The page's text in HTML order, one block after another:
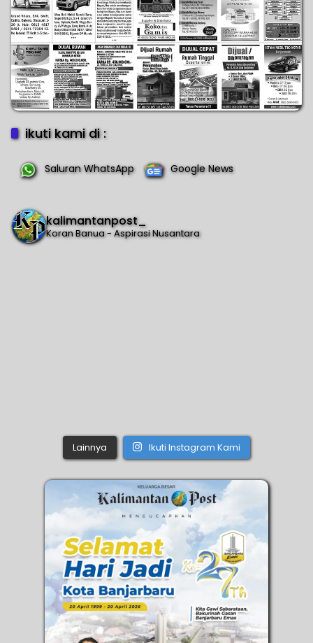
ikuti kami di :
Saluran WhatsApp Google News
kalimantanpost_
Koran Banua - Aspirasi Nusantara
Lainnya Ikuti Instagram Kami